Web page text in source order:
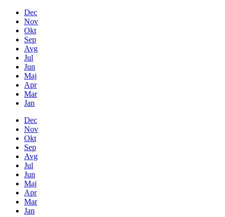
Dec
Nov
Okt
Sep
Avg
Jul
Jun
Maj
Apr
Mar
Jan
Dec
Nov
Okt
Sep
Avg
Jul
Jun
Maj
Apr
Mar
Jan